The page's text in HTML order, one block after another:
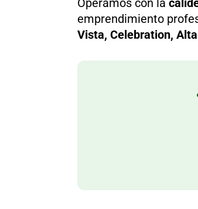
emprendimiento
Vista, Celebration,